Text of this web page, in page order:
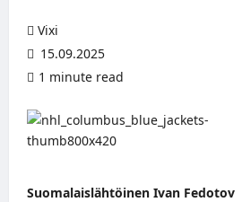
Vixi
15.09.2025
1 minute read
Suomalaislähtöinen Ivan Fedotov